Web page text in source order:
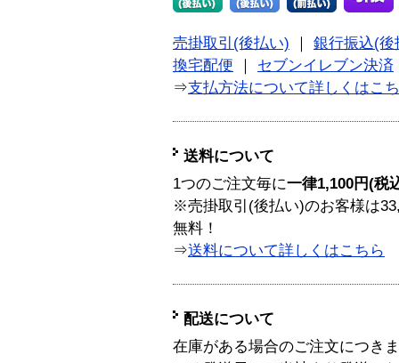
売掛取引(後払い)
銀行振込(後
換宅配便
セブンイレブン決済
⇒支払方法について詳しくはこ
送料について
1つのご注文毎に一律1,100円(税
※売掛取引(後払い)のお客様は
無料！
⇒送料について詳しくはこちら
配送について
在庫がある場合のご注文につき